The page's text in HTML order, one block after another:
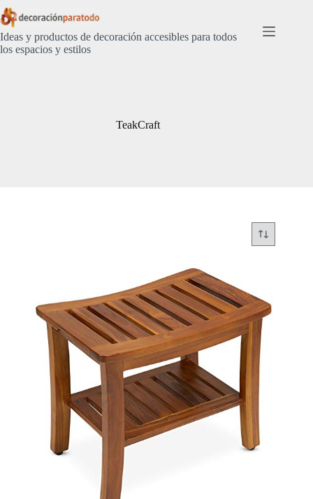
Saltar
al
contenido
Ideas y productos de decoración accesibles para todos
los espacios y estilos
TeakCraft